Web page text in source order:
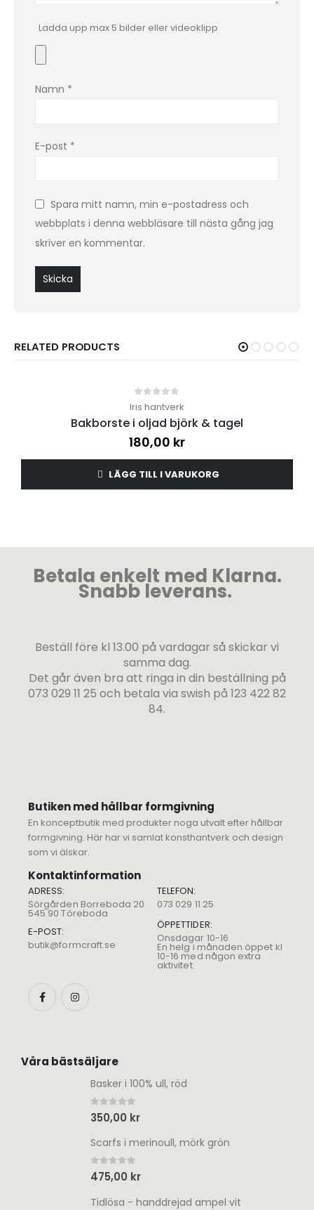
Ladda upp max 5 bilder eller videoklipp
Namn *
E-post *
Spara mitt namn, min e-postadress och
webbplats i denna webbläsare till nästa gång jag
skriver en kommentar.
RELATED PRODUCTS
0 out of 5
Iris hantverk
Bakborste i oljad björk & tagel
180,00 kr
LÄGG TILL I VARUKORG
Betala enkelt med Klarna.
Snabb leverans.
Beställ före kl 13.00 på vardagar så skickar vi
samma dag.
Det går även bra att ringa in din beställning på
073 029 11 25 och betala via swish på 123 422 82
84.
Butiken med hållbar formgivning
En konceptbutik med produkter noga utvalt efter hållbar
formgivning. Här har vi samlat konsthantverk och design
som vi älskar.
Kontaktinformation
ADRESS:
Sörgården Borreboda 20
545 90 Töreboda
TELEFON:
073 029 11 25
E-POST:
butik@formcraft.se
ÖPPETTIDER:
Onsdagar 10-16
En helg i månaden öppet kl
10-16 med någon extra
aktivitet.
Våra bästsäljare
Basker i 100% ull, röd
0 out of 5
350,00 kr
Scarfs i merinoull, mörk grön
0 out of 5
475,00 kr
Tidlösa - handdrejad ampel vit